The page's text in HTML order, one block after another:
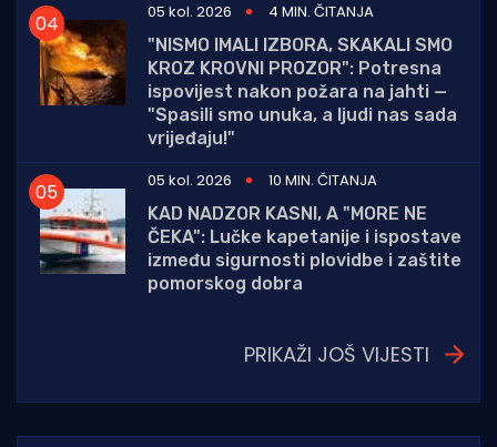
05 kol. 2026
4 MIN. ČITANJA
"NISMO IMALI IZBORA, SKAKALI SMO
KROZ KROVNI PROZOR": Potresna
ispovijest nakon požara na jahti —
"Spasili smo unuka, a ljudi nas sada
vrijeđaju!"
05 kol. 2026
10 MIN. ČITANJA
KAD NADZOR KASNI, A "MORE NE
ČEKA": Lučke kapetanije i ispostave
između sigurnosti plovidbe i zaštite
pomorskog dobra
PRIKAŽI JOŠ VIJESTI